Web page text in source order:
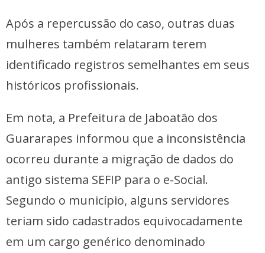
Após a repercussão do caso, outras duas
mulheres também relataram terem
identificado registros semelhantes em seus
históricos profissionais.
Em nota, a Prefeitura de Jaboatão dos
Guararapes informou que a inconsistência
ocorreu durante a migração de dados do
antigo sistema SEFIP para o e-Social.
Segundo o município, alguns servidores
teriam sido cadastrados equivocadamente
em um cargo genérico denominado